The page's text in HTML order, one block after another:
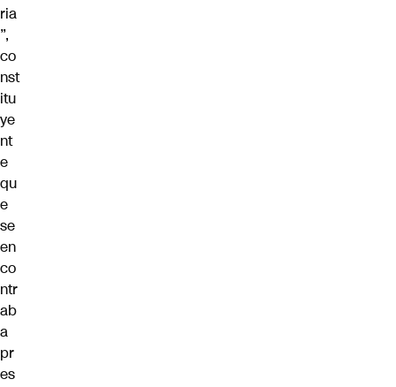
ria
”,
co
nst
itu
ye
nt
e
qu
e
se
en
co
ntr
ab
a
pr
es